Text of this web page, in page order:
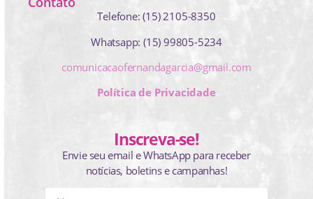
Telefone: (15) 2105-8350
Whatsapp: (15) 99805-5234
comunicacaofernandagarcia@gmail.com
Política de Privacidade
Inscreva-se!
Envie seu email e WhatsApp para receber
notícias, boletins e campanhas!